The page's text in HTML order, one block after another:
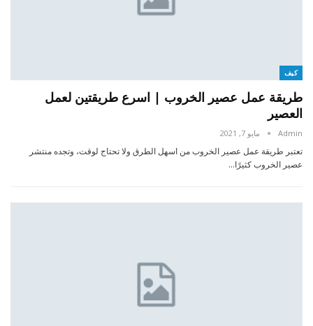
كيف
طريقة عمل عصير الخروب | اسرع طريقتين لعمل
العصير
Admin مايو 7, 2021
تعتبر طريقة عمل عصير الخروب من اسهل الطرق ولا تحتاج لوقت، وتجده منتشر
عصير الخروب كثيرًا…